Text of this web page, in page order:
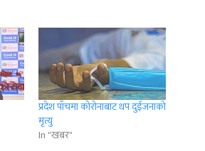
प्रदेश पाँचमा कोरोनाबाट थप दुईजनाको
मृत्यु
In "खबर"